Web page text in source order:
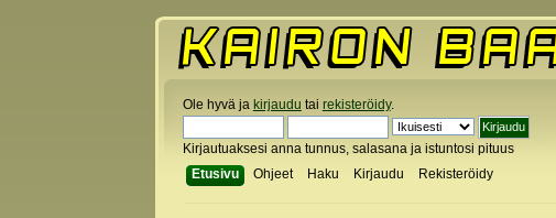
Ole hyvä ja kirjaudu tai rekisteröidy.
Kirjautuaksesi anna tunnus, salasana ja istuntosi pituus
Etusivu
Ohjeet Haku Kirjaudu Rekisteröidy